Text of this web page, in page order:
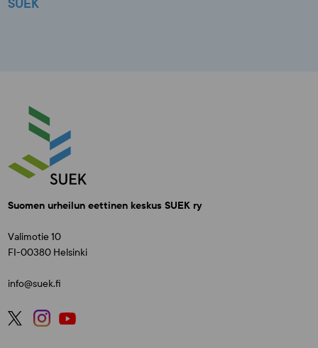
SUEK
Suomen urheilun eettinen keskus SUEK ry
Valimotie 10
FI-00380 Helsinki
info@suek.fi